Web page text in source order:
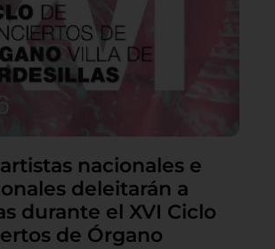
nacionales e
deleitarán a
durante el XVI Ciclo
de Órgano